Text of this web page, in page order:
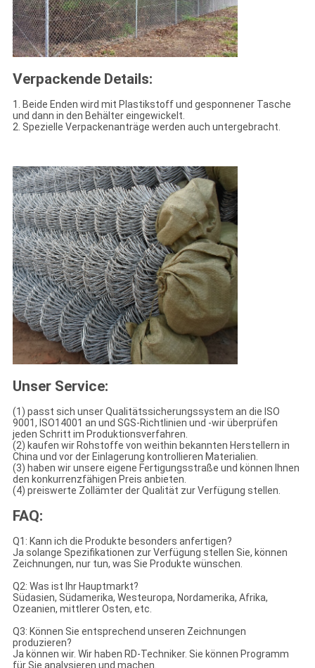
Verpackende Details:
1. Beide Enden wird mit Plastikstoff und gesponnener Tasche
und dann in den Behälter eingewickelt.
2. Spezielle Verpackenanträge werden auch untergebracht.
Unser Service:
(1) passt sich unser Qualitätssicherungssystem an die ISO
9001, ISO14001 an und SGS-Richtlinien und -wir überprüfen
jeden Schritt im Produktionsverfahren.
(2) kaufen wir Rohstoffe von weithin bekannten Herstellern in
China und vor der Einlagerung kontrollieren Materialien.
(3) haben wir unsere eigene Fertigungsstraße und können Ihnen
den konkurrenzfähigen Preis anbieten.
(4) preiswerte Zollämter der Qualität zur Verfügung stellen.
FAQ:
Q1: Kann ich die Produkte besonders anfertigen?
Ja solange Spezifikationen zur Verfügung stellen Sie, können
Zeichnungen, nur tun, was Sie Produkte wünschen.
Q2: Was ist Ihr Hauptmarkt?
Südasien, Südamerika, Westeuropa, Nordamerika, Afrika,
Ozeanien, mittlerer Osten, etc.
Q3: Können Sie entsprechend unseren Zeichnungen
produzieren?
Ja können wir. Wir haben RD-Techniker. Sie können Programm
für Sie analysieren und machen.